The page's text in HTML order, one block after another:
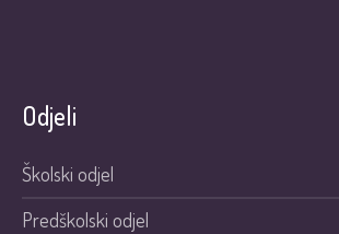
Odjeli
Školski odjel
Predškolski odjel